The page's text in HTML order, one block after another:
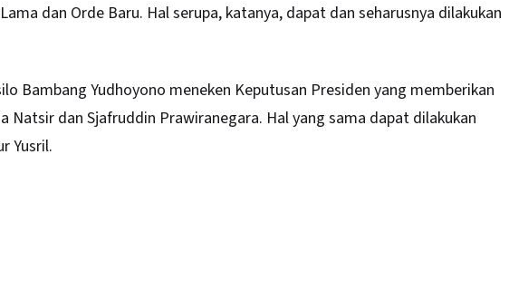
dan Orde Baru. Hal serupa, katanya, dapat dan seharusnya dilakukan
Bambang Yudhoyono meneken Keputusan Presiden yang memberikan
Natsir dan Sjafruddin Prawiranegara. Hal yang sama dapat dilakukan
Yusril.